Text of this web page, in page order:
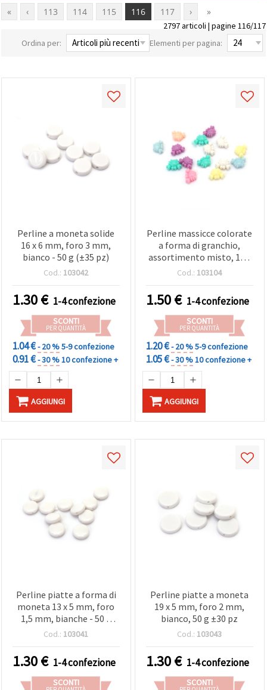
« ‹ 113 114 115 116 117 › »
2797 articoli | pagine 116/117
Ordina per:
Elementi per pagina:
Perline a moneta solide
16 x 6 mm, foro 3 mm,
bianco - 50 g (±35 pz)
Cod.: 103042
1.30€ 1-4 confezione
SCONTI
PER QUANTITÀ
1.04 €- 20 %5-9 confezione
0.91 €- 30 %10 confezione +
AGGIUNGI
Perline massicce colorate
a forma di granchio,
assortimento misto, 15 x
10 x 5 mm, foro 1 mm, 50
Cod.: 103104
1.50€ 1-4 confezione
SCONTI
PER QUANTITÀ
1.20 €- 20 %5-9 confezione
1.05 €- 30 %10 confezione +
AGGIUNGI
Perline piatte a forma di
moneta 13 x 5 mm, foro
1,5 mm, bianche - 50 g
±80 pz
Cod.: 103041
1.30€ 1-4 confezione
SCONTI
Perline piatte a moneta
19 x 5 mm, foro 2 mm,
bianco, 50 g ±30 pz
Cod.: 103043
1.30€ 1-4 confezione
SCONTI